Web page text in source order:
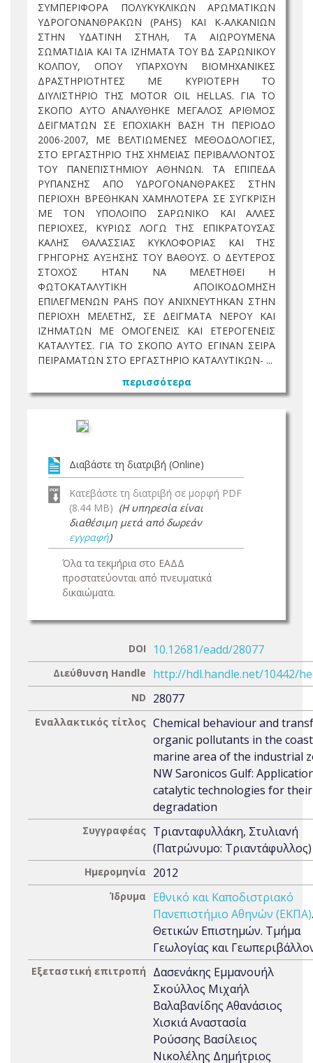
ΣΥΜΠΕΡΙΦΟΡΑ ΠΟΛΥΚΥΚΛΙΚΩΝ ΑΡΩΜΑΤΙΚΩΝ
ΥΔΡΟΓΟΝΑΝΘΡΑΚΩΝ (PAHS) ΚΑΙ Κ-ΑΛΚΑΝΙΩΝ
ΣΤΗΝ ΥΔΑΤΙΝΗ ΣΤΗΛΗ, ΤΑ ΑΙΩΡΟΥΜΕΝΑ
ΣΩΜΑΤΙΔΙΑ ΚΑΙ ΤΑ ΙΖΗΜΑΤΑ ΤΟΥ ΒΔ ΣΑΡΩΝΙΚΟΥ
ΚΟΛΠΟΥ, ΟΠΟΥ ΥΠΑΡΧΟΥΝ ΒΙΟΜΗΧΑΝΙΚΕΣ
ΔΡΑΣΤΗΡΙΟΤΗΤΕΣ ΜΕ ΚΥΡΙΟΤΕΡΗ ΤΟ
ΔΙΥΛΙΣΤΗΡΙΟ ΤΗΣ MOTOR OIL HELLAS. ΓΙΑ ΤΟ
ΣΚΟΠΟ ΑΥΤΟ ΑΝΑΛΥΘΗΚΕ ΜΕΓΑΛΟΣ ΑΡΙΘΜΟΣ
ΔΕΙΓΜΑΤΩΝ ΣΕ ΕΠΟΧΙΑΚΗ ΒΑΣΗ ΤΗ ΠΕΡΙΟΔΟ
2006-2007, ΜΕ ΒΕΛΤΙΩΜΕΝΕΣ ΜΕΘΟΔΟΛΟΓΙΕΣ,
ΣΤΟ ΕΡΓΑΣΤΗΡΙΟ ΤΗΣ ΧΗΜΕΙΑΣ ΠΕΡΙΒΑΛΛΟΝΤΟΣ
ΤΟΥ ΠΑΝΕΠΙΣΤΗΜΙΟΥ ΑΘΗΝΩΝ. ΤΑ ΕΠΙΠΕΔΑ
ΡΥΠΑΝΣΗΣ ΑΠΟ ΥΔΡΟΓΟΝΑΝΘΡΑΚΕΣ ΣΤΗΝ
ΠΕΡΙΟΧΗ ΒΡΕΘΗΚΑΝ ΧΑΜΗΛΟΤΕΡΑ ΣΕ ΣΥΓΚΡΙΣΗ
ΜΕ ΤΟΝ ΥΠΟΛΟΙΠΟ ΣΑΡΩΝΙΚΟ ΚΑΙ ΑΛΛΕΣ
ΠΕΡΙΟΧΕΣ, ΚΥΡΙΩΣ ΛΟΓΩ ΤΗΣ ΕΠΙΚΡΑΤΟΥΣΑΣ
ΚΑΛΗΣ ΘΑΛΑΣΣΙΑΣ ΚΥΚΛΟΦΟΡΙΑΣ ΚΑΙ ΤΗΣ
ΓΡΗΓΟΡΗΣ ΑΥΞΗΣΗΣ ΤΟΥ ΒΑΘΟΥΣ. Ο ΔΕΥΤΕΡΟΣ
ΣΤΟΧΟΣ ΗΤΑΝ ΝΑ ΜΕΛΕΤΗΘΕΙ Η
ΦΩΤΟΚΑΤΑΛΥΤΙΚΗ ΑΠΟΙΚΟΔΟΜΗΣΗ
ΕΠΙΛΕΓΜΕΝΩΝ PAHS ΠΟΥ ΑΝΙΧΝΕΥΤΗΚΑΝ ΣΤΗΝ
ΠΕΡΙΟΧΗ ΜΕΛΕΤΗΣ, ΣΕ ΔΕΙΓΜΑΤΑ ΝΕΡΟΥ ΚΑΙ
ΙΖΗΜΑΤΩΝ ΜΕ ΟΜΟΓΕΝΕΙΣ ΚΑΙ ΕΤΕΡΟΓΕΝΕΙΣ
ΚΑΤΑΛΥΤΕΣ. ΓΙΑ ΤΟ ΣΚΟΠΟ ΑΥΤΟ ΕΓΙΝΑΝ ΣΕΙΡΑ
ΠΕΙΡΑΜΑΤΩΝ ΣΤΟ ΕΡΓΑΣΤΗΡΙΟ ΚΑΤΑΛΥΤΙΚΩΝ- ...
περισσότερα
Διαβάστε τη διατριβή (Online)
Κατεβάστε τη διατριβή σε μορφή PDF
(8.44 MB) (Η υπηρεσία είναι
διαθέσιμη μετά από δωρεάν
εγγραφή)
Όλα τα τεκμήρια στο ΕΑΔΔ
προστατεύονται από πνευματικά
δικαιώματα.
DOI 10.12681/eadd/28077
Διεύθυνση Handle http://hdl.handle.net/10442/
ND 28077
Εναλλακτικός τίτλος Chemical behaviour and
organic pollutants in the
marine area of the industrial
NW Saronicos Gulf:
catalytic technologies for their
degradation
Συγγραφέας Τριανταφυλλάκη, Στυλιανή
(Πατρώνυμο: Τριαντάφυλλος)
Ημερομηνία 2012
Ίδρυμα
Εθνικό και Καποδιστριακό
Πανεπιστήμιο Αθηνών (ΕΚΠΑ)
Θετικών Επιστημών. Τμήμα
Γεωλογίας και
Εξεταστική επιτροπή
Δασενάκης Εμμανουήλ
Σκούλλος Μιχαήλ
Βαλαβανίδης Αθανάσιος
Χισκιά Αναστασία
Ρούσσης Βασίλειος
Νικολέλης Δημήτριος